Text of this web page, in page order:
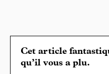
Cet article
qu’il vous a plu.